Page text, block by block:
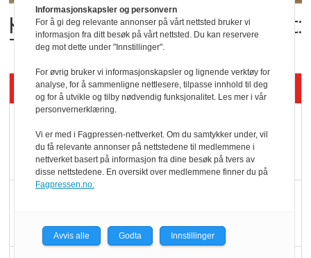
Kolonihagens norske yoghurt:
Trues av melkemangel
Siste artikler - KBS
Mat er viktigere enn
pris når elbilister
velger ladestopp
legger ned hver måned
Informasjonskapsler og personvern
For å gi deg relevante annonser på vårt nettsted bruker vi
informasjon fra ditt besøk på vårt nettsted. Du kan reservere
deg mot dette under "Innstillinger".
For øvrig bruker vi informasjonskapsler og lignende verktøy for
analyse, for å sammenligne nettlesere, tilpasse innhold til deg
og for å utvikle og tilby nødvendig funksjonalitet. Les mer i vår
personvernerklæring.
Vi er med i Fagpressen-nettverket. Om du samtykker under, vil
du få relevante annonser på nettstedene til medlemmene i
nettverket basert på informasjon fra dine besøk på tvers av
disse nettstedene. En oversikt over medlemmene finner du på
Fagpressen.no.
Avvis alle Godta Innstillinger